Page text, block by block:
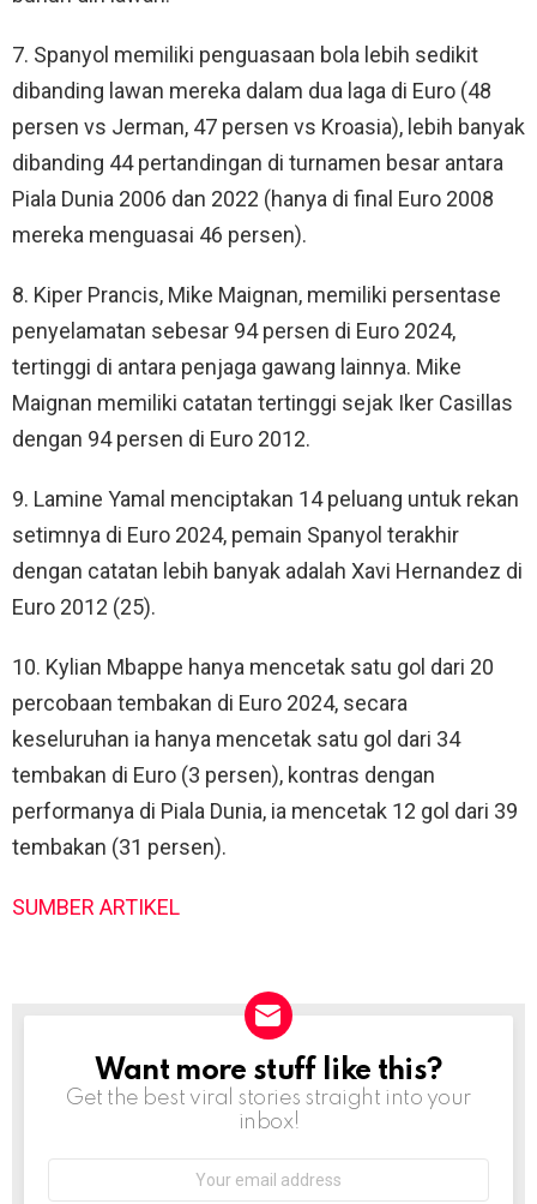
7. Spanyol memiliki penguasaan bola lebih sedikit
dibanding lawan mereka dalam dua laga di Euro (48
persen vs Jerman, 47 persen vs Kroasia), lebih banyak
dibanding 44 pertandingan di turnamen besar antara
Piala Dunia 2006 dan 2022 (hanya di final Euro 2008
mereka menguasai 46 persen).
8. Kiper Prancis, Mike Maignan, memiliki persentase
penyelamatan sebesar 94 persen di Euro 2024,
tertinggi di antara penjaga gawang lainnya. Mike
Maignan memiliki catatan tertinggi sejak Iker Casillas
dengan 94 persen di Euro 2012.
9. Lamine Yamal menciptakan 14 peluang untuk rekan
setimnya di Euro 2024, pemain Spanyol terakhir
dengan catatan lebih banyak adalah Xavi Hernandez di
Euro 2012 (25).
10. Kylian Mbappe hanya mencetak satu gol dari 20
percobaan tembakan di Euro 2024, secara
keseluruhan ia hanya mencetak satu gol dari 34
tembakan di Euro (3 persen), kontras dengan
performanya di Piala Dunia, ia mencetak 12 gol dari 39
tembakan (31 persen).
SUMBER ARTIKEL
NEWSLETTER
Want more stuff like this?
Get the best viral stories straight into your
inbox!